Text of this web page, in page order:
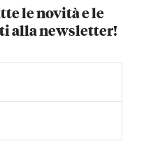
le novità e le
alla newsletter!